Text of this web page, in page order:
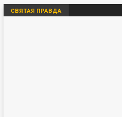
СВЯТАЯ ПРАВДА